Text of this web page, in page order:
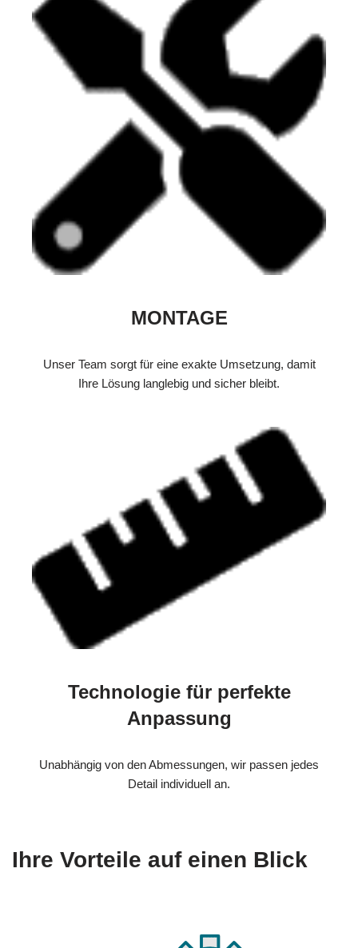
MONTAGE
Unser Team sorgt für eine exakte Umsetzung, damit
Ihre Lösung langlebig und sicher bleibt.
Technologie für perfekte
Anpassung
Unabhängig von den Abmessungen, wir passen jedes
Detail individuell an.
Ihre Vorteile auf einen Blick